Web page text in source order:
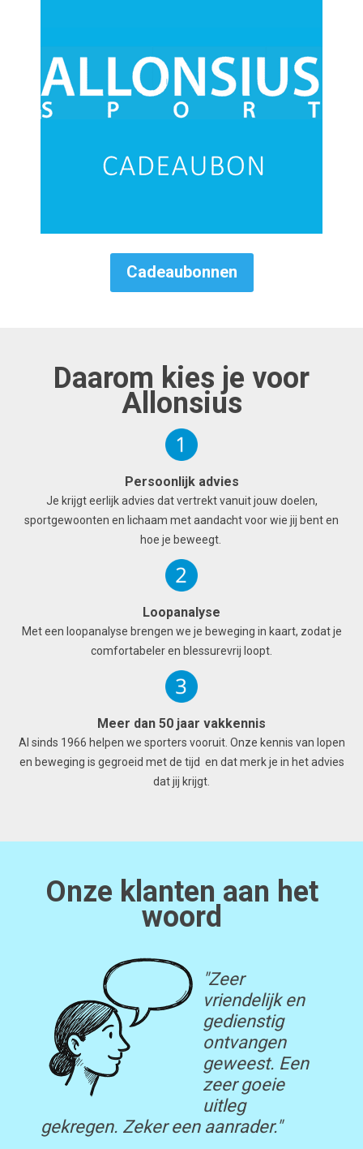
Cadeaubonnen
Daarom kies je voor
Allonsius
Persoonlijk advies
Je krijgt eerlijk advies dat vertrekt vanuit jouw doelen,
sportgewoonten en lichaam met aandacht voor wie jij bent en
hoe je beweegt.
Loopanalyse
Met een loopanalyse brengen we je beweging in kaart, zodat je
comfortabeler en blessurevrij loopt.
Meer dan 50 jaar vakkennis
Al sinds 1966 helpen we sporters vooruit. Onze kennis van lopen
en beweging is gegroeid met de tijd en dat merk je in het advies
dat jij krijgt.
Onze klanten aan het
woord
"Zeer
vriendelijk en
gedienstig
ontvangen
geweest. Een
zeer goeie
uitleg
gekregen. Zeker een aanrader."